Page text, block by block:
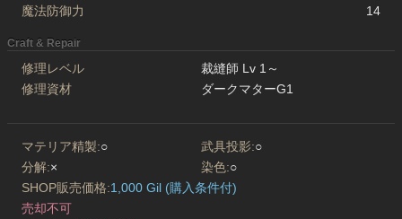
魔法防御力
14
Craft & Repair
修理レベル
裁縫師 Lv 1～
修理資材
ダークマターG1
マテリア精製:○ 武具投影:○
分解:× 染色:○
SHOP販売価格:1,000 Gil (購入条件付)
売却不可